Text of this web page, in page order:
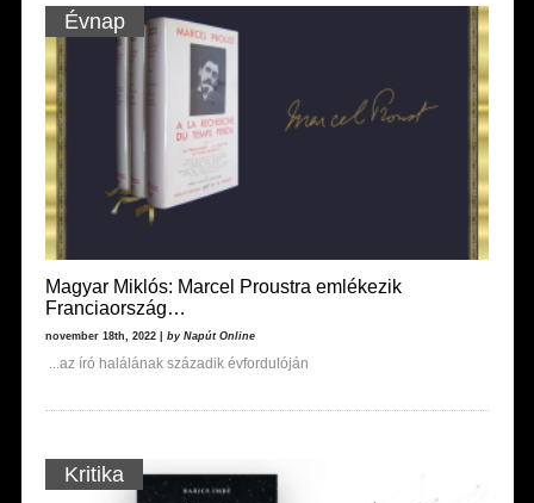
Évnap
Magyar Miklós: Marcel Proustra emlékezik
Franciaország…
november 18th, 2022 | by Napút Online
...az író halálának századik évfordulóján
Kritika